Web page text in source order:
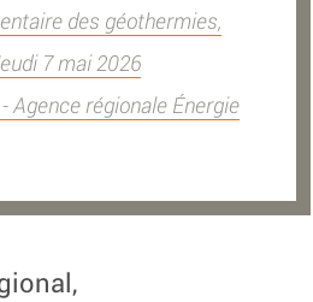
des géothermies,
7 mai 2026
Agence régionale Énergie